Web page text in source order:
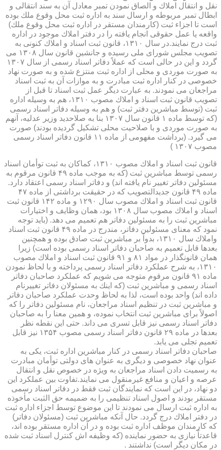
نقل و انتقال املاك و الصاق نمودن تمبر معادل آن به سند انتقالی و
ابطال تمبر مربوطه و ارسال سند به اداره ثبت محل وقوع ملك بوده
است تا اجزاء ثبت (كارمندان مستقر در اداره ثبت محل وقوع ملك)
واقعه یا عمل حقوقی انجام یافته را در دفتر املاك موجود در اداره
ثبت درج نمایند.در سال ۱۳۱۰، قانون ثبت اسناد و املاك كنونی به
تصویب مجلس شورای ملی رسیده و جانشین قانون سال ۱۳۰۸ می
گردد و این در حالی است كه عملاً دفاتر اسناد رسمی از سال ۱۳۰۷
به صورت موردی و محلی از اداره ثبت منتزع شده و به صورت نهاد
خصوصی در كنار اداره ثبت مبادرت و به موازات آن به ثبت اسناد
مراجعان می نمودند. به عبارت دیگر عمل ثبت اسناد تا قبل از
تصویب قانون ثبت اسناد و املاك مصوب ۱۳۱۰، هم به وسیله اداره
ثبت (توسط مباشرین دفتر ثبت) و هم به وسیله دفاتر اسناد رسمی
(كه توسط ماده ۱ قانون سال ۱۳۰۷ بنا به صلاحدید وزیر عدلیه، آنهم
به صورت موردی و با صلاحیت محلی تشكیل گردیده بودند) صورت
می گیرد. (برداشت مفهومی از ماده ۱۱ قانون دفاتر اسناد رسمی
مصوب ۱۳۰۷ )
قانون ثبت اسناد و املاك مصوب ۱۳۱۰، كماكان به ثبت توأمان اسناد
رسمی توسط مباشرین ثبت (كه به موجب ماده ۴۹ قانون مرقوم به
مسئولین دفاتر تغییر نام یافته اند) و دفاتر اسناد رسمی اعتقاد دارد.
ماده ۴۹ قانون جدیدالتصویب كه در حقیقت برداشتی از ماده ۴۷
قانون ثبت اسناد و املاك مصوب سال ۱۲۹۰ و ماده ۱۴۲ قانون ثبت
اسناد و املاك مصوب سال ۱۳۰۸ بود، همان وظایف و اختیارات
مباشرین ثبت را به مسئولین دفاتر هم تعمیم می دهد. (باید توجه
نمود كه معنای مسئولین دفاتر، مندرج در ماده ۴۹ قانون ثبت اسناد
واملاك سال ۱۳۱۰، بدواً بر مباشرین ثبت صادق بوده و همچنین
بعدها قابل تعمیم به صاحبان دفاتر اسناد رسمی بوده است) زیرا
همان قانونگذار در مواد ۸۱ و ۹۱ قانون ثبت اسناد و املاك مصوب
۱۳۱۰، به شرح عملكرد دفاتر اسناد رسمی پرداخته و با لحاظ نمودن
ماده ۹۱ قانون مرقوم متوجه می شویم كه عملكرد صاحبان دفاتر
اسناد رسمی و مباشرین ثبت (كه اینك به مسئولان دفاتر تغییرنام
داده اند) واحد بوده است، لذا به لحاظ وحدت عملكرد صاحبان دفاتر
و مباشرین ثبت در تنظیم اسناد مراجعان، نام مسئولین دفاتر را كه
اصولاً برای مباشرین ثبت انتخاب نموده، و همین معنا را به صاحبان
دفاتر اسناد رسمی نیز قابل تسری می داند. حتی این نقطه نظر
بعدها در ماده ۲۹ قانون دفاتر اسناد رسمی مصوب ۱۳۵۴ نیز قابل
تعمیم تجلی می یابد.
صاحبان دفاتر اسناد رسمی در كنار مباشرین اداره ثبت، یكی به
عنوان نهاد خصوصی و دیگری به عنوان های دولتی توأمان مبادرت
به رسمیت دادن اسناد مراجعان به ویژه در خصوص نقل و انتقال
عرصه و اعیان و منافع غیرمنقول می نمایند.تفاوت بین عملكرد این
دو نهاد، در این است كه نمایندگان ثبت فقط در دفاتر اسناد رسمی
مستقر بودند و اصول اسناد تنظیمی را به ضمیمه حق الثبت مأخوذه
به اداره ثبت ارسال می نمودند تا این موضوع توسط اجزاء اداره ثبت
در دفتر املاك درج گردد. حال آنكه مباشرین ثبت (مسئولان دفاتر)
كه كارمندان موظف اداره ثبت بوده و در آن اداره مستقر بوده اند،
قاعدتاً نیازی به حضور نماینده (كه وظیفه اش كنترل اسناد ثبت شده
در مكان دیگر است) نداشتند .